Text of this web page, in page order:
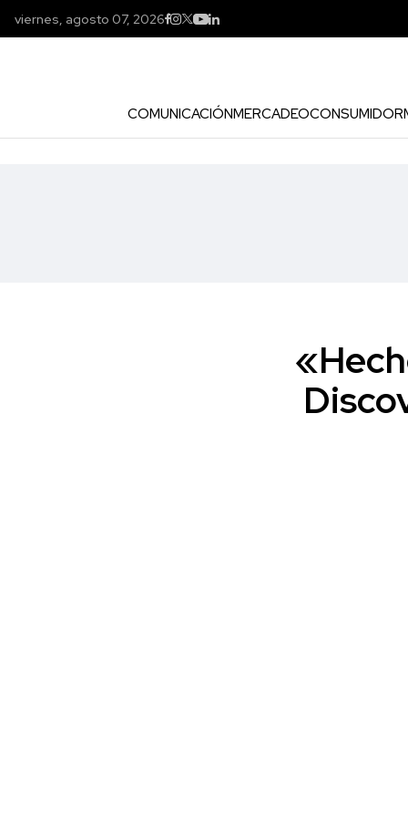
viernes, agosto 07, 2026
COMUNICACIÓNMERCADEOCONSUMIDOR